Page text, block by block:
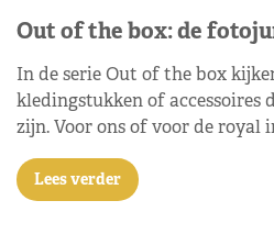
Out of the box: de
In de serie Out of the box
kledingstukken of accessoires
zijn. Voor ons of voor de royal
Lees verder